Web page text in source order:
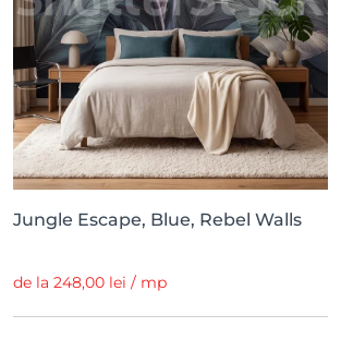
Jungle Escape, Blue, Rebel Walls
de la 248,00 lei / mp